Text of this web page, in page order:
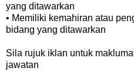
yang ditawarkan
• Memiliki kemahiran atau
bidang yang ditawarkan
Sila rujuk iklan untuk
jawatan